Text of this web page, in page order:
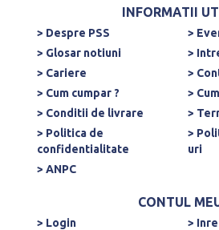
INFORMATII
> Despre PSS
>
> Glosar notiuni
>
> Cariere
>
> Cum cumpar ?
>
> Conditii de livrare
>
> Politica de
confidentialitate
>
uri
> ANPC
CONTUL
> Login
>